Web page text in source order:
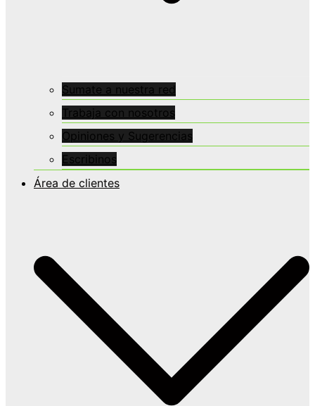
Sumate a nuestra red
Trabaja con nosotros
Opiniones y Sugerencias
Escribinos
Área de clientes